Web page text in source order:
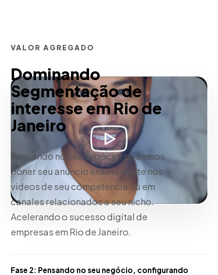
VALOR AGREGADO
Dominando
Segmentação de
interesse em Rio de
Janeiro
Pensando no seu negócio, podemos
poner seu anúncio exactamente nos
videos de seu competencia ou em
canales relacionados a seu nicho.
Acelerando o sucesso digital de
empresas em Rio de Janeiro.
Fase 2: Pensando no seu negócio, configurando